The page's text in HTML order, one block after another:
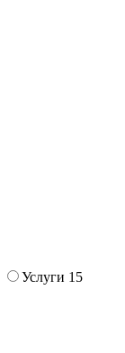
Услуги 15